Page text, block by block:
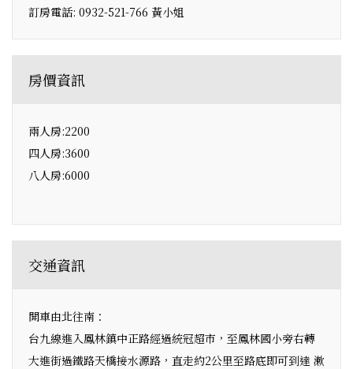
訂房電話: 0932-521-766 黃小姐
房價資訊
兩人房:2200
四人房:3600
八人房:6000
交通資訊
開車由北往南：
台九線進入鳳林鎮中正路經過統冠超市，至鳳林國小旁右轉
大進街過鐵路天橋接水源路，直走約2公里至路底即可到達 漱